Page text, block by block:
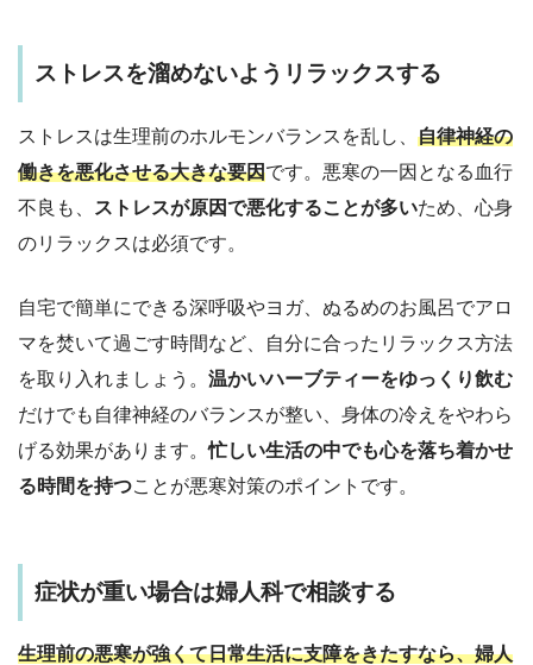
ストレスを溜めないようリラックスする
ストレスは生理前のホルモンバランスを乱し、 自律神経の
働きを悪化させる大きな要因です。悪寒の一因となる血行
不良も、
ストレスが原因で悪化することが多いため、心身
のリラックスは必須です。
自宅で簡単にできる深呼吸やヨガ、ぬるめのお風呂でアロ
マを焚いて過ごす時間など、自分に合ったリラックス方法
を取り入れましょう。 温かいハーブティーをゆっくり飲む
だけでも自律神経のバランスが整い、身体の冷えをやわら
げる効果があります。忙しい生活の中でも心を落ち着かせ
る時間を持つことが悪寒対策のポイントです。
症状が重い場合は婦人科で相談する
生理前の悪寒が強くて日常生活に支障をきたすなら、婦人